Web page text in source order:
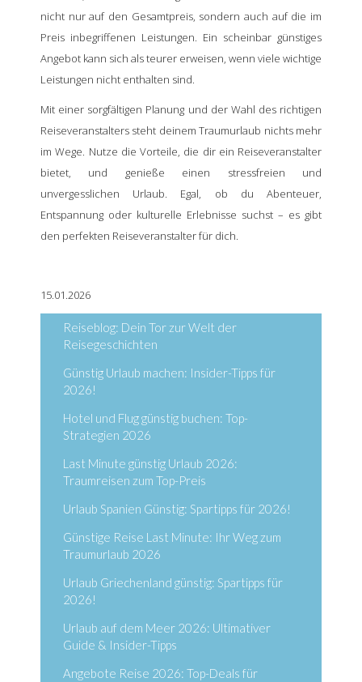
nicht nur auf den Gesamtpreis, sondern auch auf die im
Preis inbegriffenen Leistungen. Ein scheinbar günstiges
Angebot kann sich als teurer erweisen, wenn viele wichtige
Leistungen nicht enthalten sind.
Mit einer sorgfältigen Planung und der Wahl des richtigen
Reiseveranstalters steht deinem Traumurlaub nichts mehr
im Wege. Nutze die Vorteile, die dir ein Reiseveranstalter
bietet, und genieße einen stressfreien und
unvergesslichen Urlaub. Egal, ob du Abenteuer,
Entspannung oder kulturelle Erlebnisse suchst – es gibt
den perfekten Reiseveranstalter für dich.
15.01.2026
Reiseblog: Dein Tor zur Welt der
Reisegeschichten
Günstig Urlaub machen: Insider-Tipps für
2026!
Hotel und Flug günstig buchen: Top-
Strategien 2026
Last Minute günstig Urlaub 2026:
Traumreisen zum Top-Preis
Urlaub Spanien Günstig: Spartipps für 2026!
Günstige Reise Last Minute: Ihr Weg zum
Traumurlaub 2026
Urlaub Griechenland günstig: Spartipps für
2026!
Urlaub auf dem Meer 2026: Ultimativer
Guide & Insider-Tipps
Angebote Reise 2026: Top-Deals für